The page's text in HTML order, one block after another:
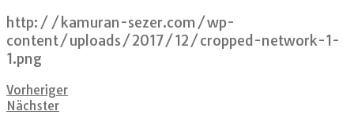
http://kamuran-sezer.com/wp-
content/uploads/2017/12/cropped-network-1-
1.png
Vorheriger
Nächster